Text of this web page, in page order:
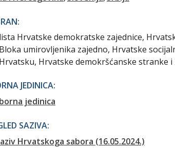
lista Hrvatske demokratske zajednice,
Bloka umirovljenika zajedno, Hrvatske
Hrvatsku, Hrvatske demokršćanske stranke
JEDINICA:
jedinica
SAZIVA:
Hrvatskoga sabora (16.05.2024.)